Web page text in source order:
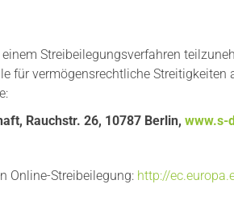
Streibeilegungsverfahren
für vermögensrechtliche
Rauchstr. 26, 10787 Berlin, www.s-
Online-Streibeilegung: http://